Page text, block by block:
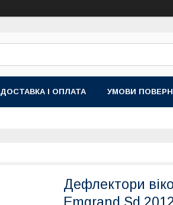
ДОСТАВКА І ОПЛАТА УМОВИ
Дефлектори